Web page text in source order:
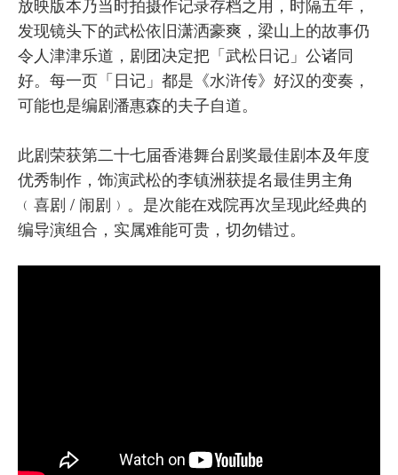
放映版本乃当时拍摄作记录存档之用，时隔五年，
发现镜头下的武松依旧潇洒豪爽，梁山上的故事仍
令人津津乐道，剧团决定把「武松日记」公诸同
好。每一页「日记」都是《水浒传》好汉的变奏，
可能也是编剧潘惠森的夫子自道。
此剧荣获第二十七届香港舞台剧奖最佳剧本及年度
优秀制作，饰演武松的李镇洲获提名最佳男主角
﹙喜剧 / 闹剧﹚。是次能在戏院再次呈现此经典的
编导演组合，实属难能可贵，切勿错过。